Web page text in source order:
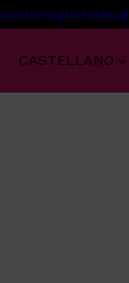
PreguntasBlog
CASTELLANO